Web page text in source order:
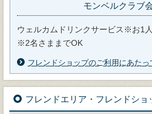
モンベルクラブ
ウェルカムドリンクサービス※お1
※2名さままでOK
フレンドショップのご利用にあたっ
フレンドエリア・フレンドショ